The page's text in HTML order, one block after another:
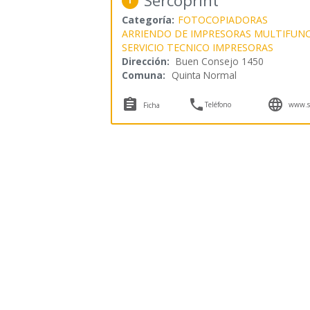
Categoría: FOTOCOPIADORAS
ARRIENDO DE IMPRESORAS
SERVICIO TECNICO IMPRESORAS
Dirección: Buen Consejo 1450
Comuna: Quinta Normal
 Ficha Teléfono 